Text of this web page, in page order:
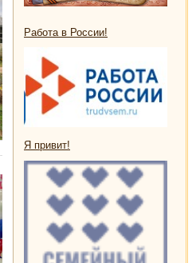
Работа в России!
Я привит!